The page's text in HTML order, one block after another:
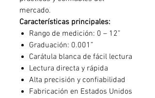
mercado.
Características principales:
Rango de medición: 0 – 12”
Graduación: 0.001”
Carátula blanca de fácil lectura
Lectura directa y rápida
Alta precisión y confiabilidad
Fabricación en Estados Unidos